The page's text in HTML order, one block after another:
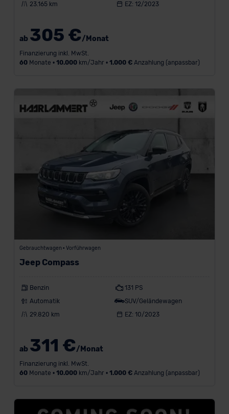
23.165 km
EZ: 12/2023
ab 305 €/Monat
Finanzierung inkl. MwSt.
60Monate • 10.000km/Jahr • 1.000 €Anzahlung (anpassbar)
Gebrauchtwagen • Vorführwagen
Jeep Compass
Benzin
131 PS
Automatik
SUV/Geländewagen
29.820 km
EZ: 10/2023
ab 311 €/Monat
Finanzierung inkl. MwSt.
60Monate • 10.000km/Jahr • 1.000 €Anzahlung (anpassbar)